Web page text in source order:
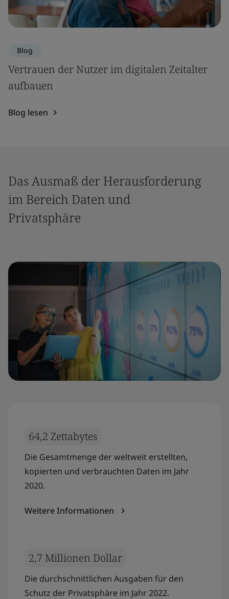
Blog
Vertrauen der Nutzer im digitalen Zeitalter
aufbauen
Blog lesen
Das Ausmaß der Herausforderung
im Bereich Daten und
Privatsphäre
64,2 Zettabytes
Die Gesamtmenge der weltweit erstellten,
kopierten und verbrauchten Daten im Jahr
2020.
Weitere Informationen
2,7 Millionen Dollar
Die durchschnittlichen Ausgaben für den
Schutz der Privatsphäre im Jahr 2022.